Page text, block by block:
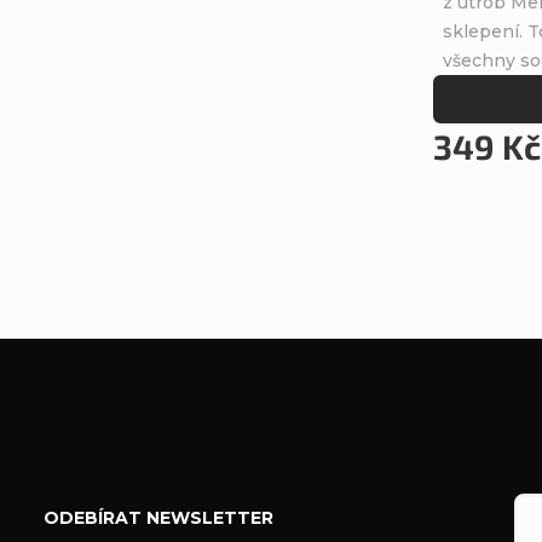
349 Kč
sklepení.
všechny
ODEBÍRAT NEWSLETTER